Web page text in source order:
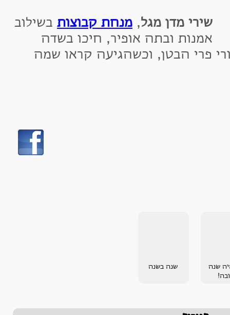
מדן מגל ,מנחת קבוצותבשילוב
ובתה אופיר, חיכו בשדה
הבטן, וכשהגיעה קראו שמה
שנה בשנה